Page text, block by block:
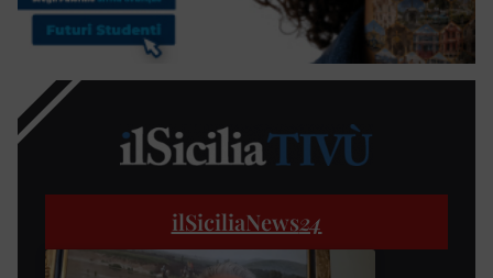
ilSiciliaNews24